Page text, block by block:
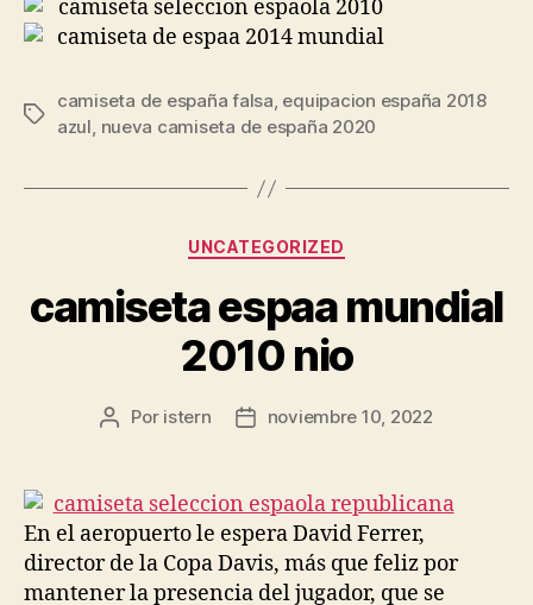
Etiquetas
camiseta de españa falsa, equipacion españa 2018
azul, nueva camiseta de españa 2020
Categorías
UNCATEGORIZED
camiseta espaa mundial
2010 nio
Autor
entrada
Por istern
Fecha
entrada
noviembre 10, 2022
En el aeropuerto le espera David Ferrer,
director de la Copa Davis, más que feliz por
mantener la presencia del jugador, que se